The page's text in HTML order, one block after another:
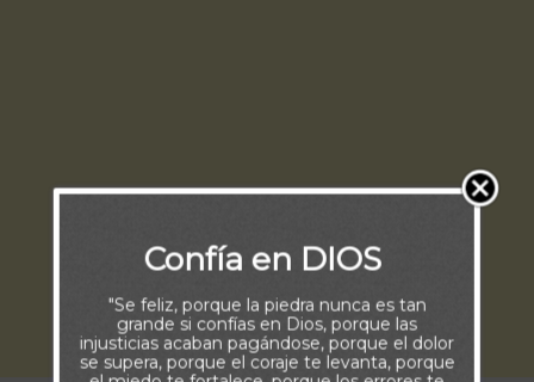
Confía en DIOS
"Se feliz, porque la piedra nunca es tan
grande si confías en Dios, porque las
injusticias acaban pagándose, porque el dolor
se supera, porque el coraje te levanta, porque